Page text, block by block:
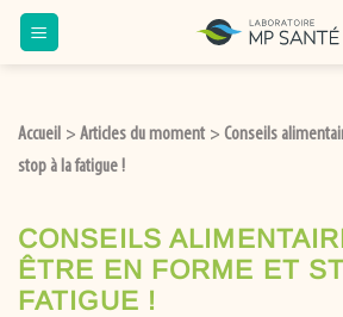
Accueil > Articles du moment > Conseils
stop à la fatigue !
CONSEILS
ÊTRE EN FORME ET
FATIGUE !